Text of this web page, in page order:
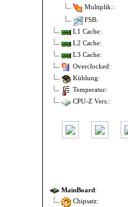
Multiplik.:
FSB:
L1 Cache:
L2 Cache:
L3 Cache:
Overclocked:
Kühlung:
Temperatur:
CPU-Z Vers.:
MainBoard:
Chipsatz: